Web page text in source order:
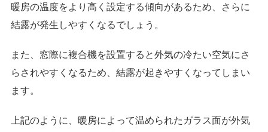
暖房の温度をより高く設定する傾向があるため、さらに
結露が発生しやすくなるでしょう。
また、窓際に複合機を設置すると外気の冷たい空気にさ
らされやすくなるため、結露が起きやすくなってしまい
ます。
上記のように、暖房によって温められたガラス面が外気